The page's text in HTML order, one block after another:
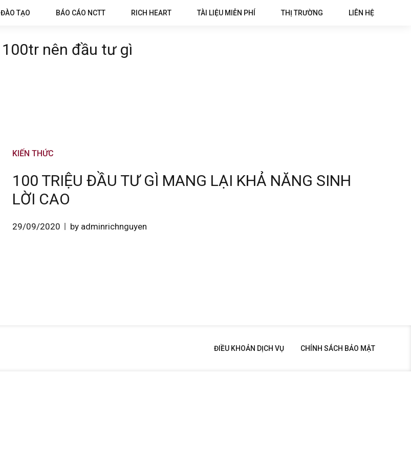
ĐÀO TẠO BÁO CÁO NCTT RICH HEART TÀI LIỆU MIỄN PHÍ THỊ TRƯỜNG LIÊN HỆ
100tr nên đầu tư gì
KIẾN THỨC
100 TRIỆU ĐẦU TƯ GÌ MANG LẠI KHẢ NĂNG SINH
LỜI CAO
29/09/2020 by adminrichnguyen
ĐIỀU KHOẢN DỊCH VỤ CHÍNH SÁCH BẢO MẬT